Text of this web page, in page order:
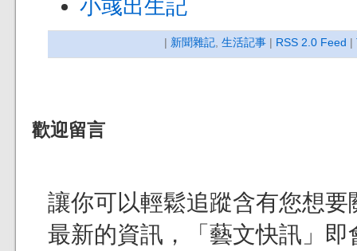
小彧出生記
| 新聞雜記, 生活記事 | RSS 2.0 Feed |
歡迎留言
讓你可以輕鬆追蹤含有您想
最新的資訊，「藝文快訊」即